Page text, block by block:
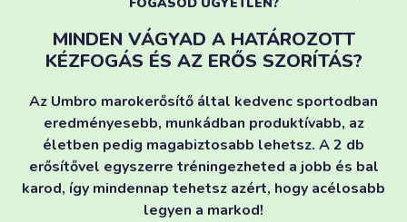
MINDEN VÁGYAD A HATÁROZOTT
KÉZFOGÁS ÉS AZ ERŐS SZORÍTÁS?​
Az Umbro marokerősítő által kedvenc sportodban
eredményesebb, munkádban produktívabb, az
életben pedig magabiztosabb lehetsz. A 2 db
erősítővel egyszerre tréningezheted a jobb és bal
karod, így mindennap tehetsz azért, hogy acélosabb
legyen a markod!